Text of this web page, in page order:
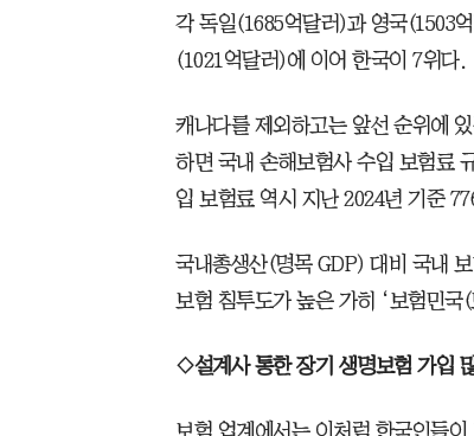
각 독일(1685억달러)과 영국(1503
(1021억달러)에 이어 한국이 7위다.
캐나다를 제외하고는 앞선 순위에
하면 국내 손해보험사 수입 보험료
입 보험료 역시 지난 2024년 기준
국내총생산(명목 GDP) 대비 국내
보험 침투도가 높은 가히 ‘보험민국
◇설계사 통한 장기 생명보험 가입
보험 업계에서는 이처럼 한국인들